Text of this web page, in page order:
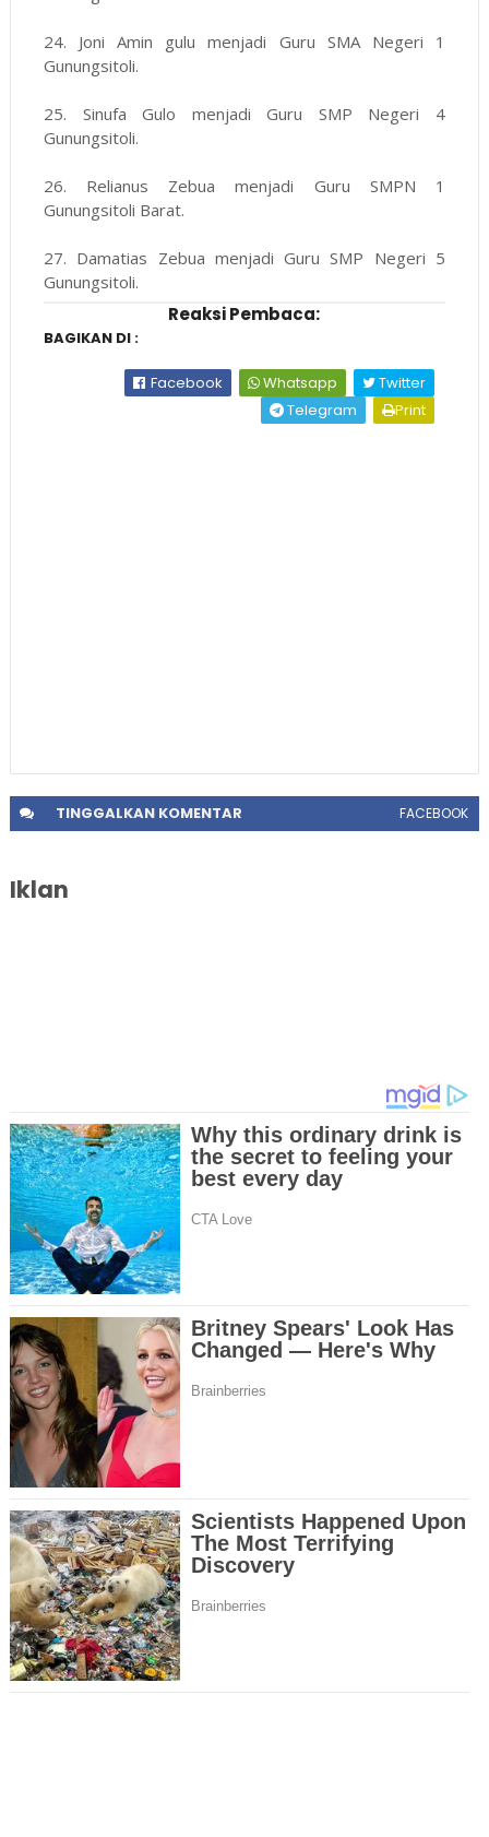
24. Joni Amin gulu menjadi Guru SMA Negeri 1
Gunungsitoli.
25. Sinufa Gulo menjadi Guru SMP Negeri 4
Gunungsitoli.
26. Relianus Zebua menjadi Guru SMPN 1
Gunungsitoli Barat.
27. Damatias Zebua menjadi Guru SMP Negeri 5
Gunungsitoli.
Reaksi Pembaca:
BAGIKAN DI :
Facebook Whatsapp
Twitter
Telegram
Print
TINGGALKANKOMENTAR FACEBOOK
Iklan